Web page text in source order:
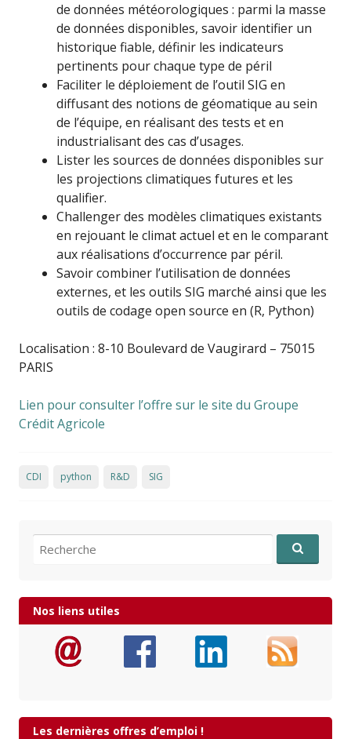
de données météorologiques : parmi la masse
de données disponibles, savoir identifier un
historique fiable, définir les indicateurs
pertinents pour chaque type de péril
Faciliter le déploiement de l’outil SIG en
diffusant des notions de géomatique au sein
de l’équipe, en réalisant des tests et en
industrialisant des cas d’usages.
Lister les sources de données disponibles sur
les projections climatiques futures et les
qualifier.
Challenger des modèles climatiques existants
en rejouant le climat actuel et en le comparant
aux réalisations d’occurrence par péril.
Savoir combiner l’utilisation de données
externes, et les outils SIG marché ainsi que les
outils de codage open source en (R, Python)
Localisation : 8-10 Boulevard de Vaugirard – 75015
PARIS
Lien pour consulter l’offre sur le site du Groupe
Crédit Agricole
CDI python R&D SIG
Recherche pour:
Nos liens utiles
Les dernières offres d’emploi !